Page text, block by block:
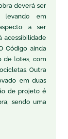
deverá ser
levando em
a ser
acessibilidade
Código ainda
de lotes, com
Outra
em duas
de projeto é
sendo uma